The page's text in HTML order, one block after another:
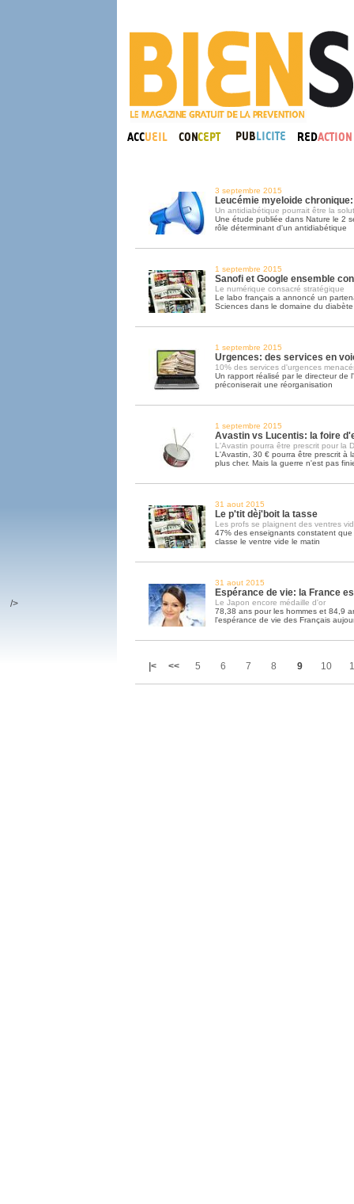
3 septembre 2015
Leucémie myeloide
Un antidiabétique pourrait être la
Une étude publiée dans Nature le 2
rôle déterminant d'un antidiabétique
1 septembre 2015
Sanofi et Google ensemble
Le numérique consacré stratégique
Le labo français a annoncé un
Sciences dans le domaine du diabète
1 septembre 2015
Urgences: des services en
10% des services d'urgences
Un rapport réalisé par le directeur de
préconiserait une réorganisation
1 septembre 2015
Avastin vs Lucentis: la foire
L'Avastin pourra être prescrit pour la
L'Avastin, 30 € pourra être prescrit à
plus cher. Mais la guerre n'est pas
31 aout 2015
Le p'tit dèj'boit la tasse
Les profs se plaignent des ventres
47% des enseignants constatent
classe le ventre vide le matin
31 aout 2015
Espérance de vie: la France
Le Japon encore médaille d'or
78,38 ans pour les hommes et 84,9
l'espérance de vie des Français
|< << 5 6 7 8 9 10
/>